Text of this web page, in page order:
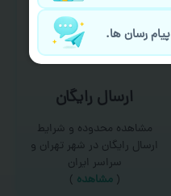
ارسال رایگان
مشاهده محدوده و شرایط
ارسال رایگان در شهر تهران و
سراسر ایران
(مشاهده )
پیام رسان ها.